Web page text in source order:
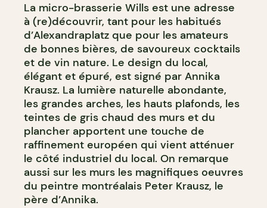
BAR À COCKTAIL
MICROBRASSERIE
La micro-brasserie Wills est une adresse
à (re)découvrir, tant pour les habitués
d’Alexandraplatz que pour les amateurs
de bonnes bières, de savoureux cocktails
et de vin nature. Le design du local,
élégant et épuré, est signé par Annika
Krausz. La lumière naturelle abondante,
les grandes arches, les hauts plafonds, les
teintes de gris chaud des murs et du
plancher apportent une touche de
raffinement européen qui vient atténuer
le côté industriel du local. On remarque
aussi sur les murs les magnifiques oeuvres
du peintre montréalais Peter Krausz, le
père d’Annika.